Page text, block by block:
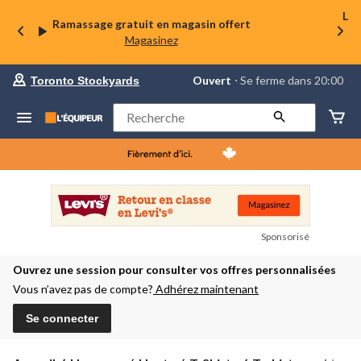
Ramassage gratuit en magasin offert
Magasinez
La
votre
préféré
Toronto
Stockyards,
courament
Ouvert,
ferme
dans
changer
Toronto Stockyards Ouvert ⋅ Se ferme dans 20:00
Rechercher
Sponsorisé
Ouvrez une session pour consulter vos offres personnalisées
Vous n’avez pas de compte? Adhérez maintenant
Se connecter